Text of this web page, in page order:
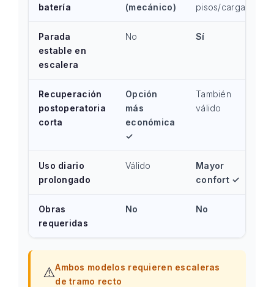
batería
(mecánico)
pisos/carga)
Parada
estable en
escalera
No Sí
Recuperación
postoperatoria
corta
Opción
más
económica
✓
También
válido
Uso diario
prolongado
Válido
Mayor
confort ✓
Obras
requeridas
No No
⚠️Ambos modelos requieren escaleras
de tramo recto